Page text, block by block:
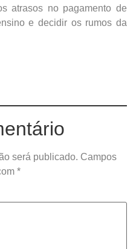
atrasos no pagamento de
e decidir os rumos da
será publicado. Campos
*